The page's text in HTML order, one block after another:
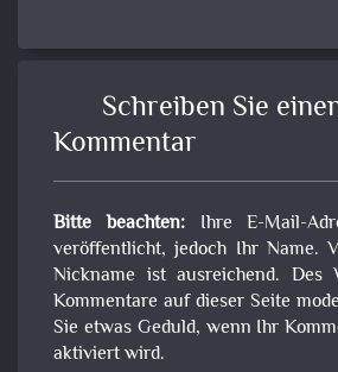
Schreiben Sie
Kommentar
Bitte beachten:Ihre E-Mail-
veröffentlicht, jedoch Ihr Name.
Nickname ist ausreichend. Des
Kommentare auf dieser Seite
Sie etwas Geduld, wenn Ihr
aktiviert wird.